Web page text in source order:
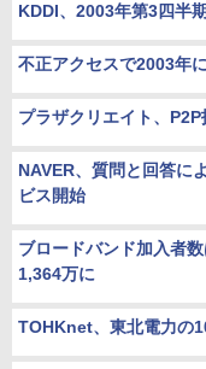
KDDI、2003年第3四半
不正アクセスで2003年
プラザクリエイト、
NAVER、質問と回答に
ビス開始
ブロードバンド加入者
1,364万に
TOHKnet、東北電力の